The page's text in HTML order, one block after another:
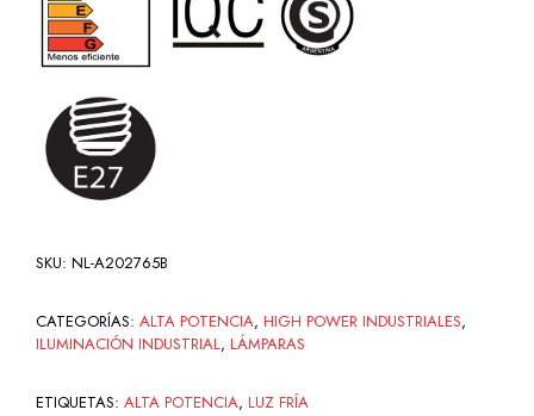
SKU: NL-A202765B
CATEGORÍAS: ALTA POTENCIA, HIGH POWER INDUSTRIALES,
ILUMINACIÓN INDUSTRIAL, LÁMPARAS
ETIQUETAS: ALTA POTENCIA, LUZ FRÍA